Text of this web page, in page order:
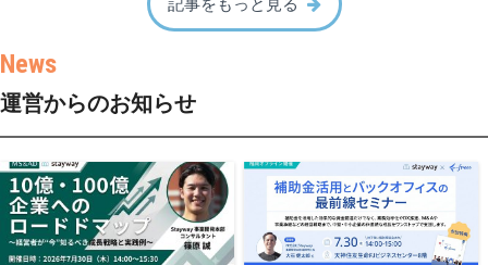
運営からのお知らせ